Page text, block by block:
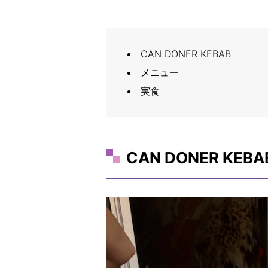
CAN DONER KEBAB
メニュー
実食
CAN DONER